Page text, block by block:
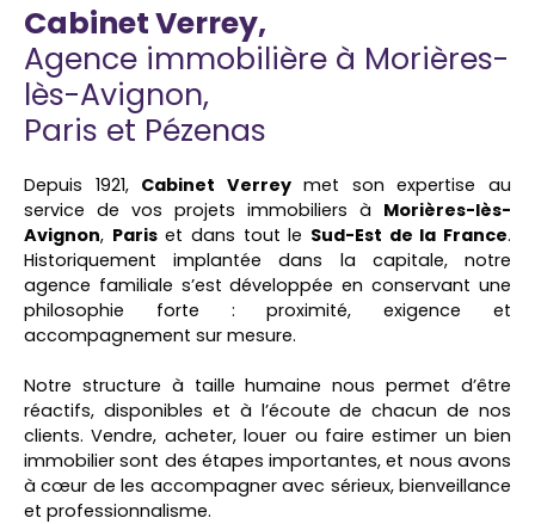
Cabinet Verrey,
Agence immobilière à Morières-
lès-Avignon,
Paris et Pézenas
Depuis 1921, Cabinet Verreymet son expertise au
service de vos projets immobiliers à Morières-lès-
Avignon, Pariset dans tout le Sud-Est de la France.
Historiquement implantée dans la capitale, notre
agence familiale s’est développée en conservant une
philosophie forte : proximité, exigence et
accompagnement sur mesure.
Notre structure à taille humaine nous permet d’être
réactifs, disponibles et à l’écoute de chacun de nos
clients. Vendre, acheter, louer ou faire estimer un bien
immobilier sont des étapes importantes, et nous avons
à cœur de les accompagner avec sérieux, bienveillance
et professionnalisme.